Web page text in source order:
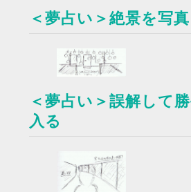
＜夢占い＞絶景を写
＜夢占い＞誤解して
入る